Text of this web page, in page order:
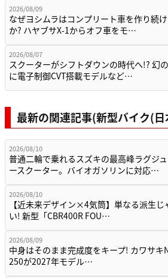
2026/08/09
なぜヨシムラはコンプリート車を作り続
か? ハヤブサX-1からオフ車をモ…
2026/08/07
スクーターがシフトダウンの時代へ!? 幻
に電子制御CVT搭載モデルなど…
最新の関連記事(新型バイク(
2026/08/10
普通二輪で乗れるスズキの最高峰ラグジ
ースクーター。バイオガソリンに対応…
2026/08/10
【近未来デザイン×4気筒】単なる派生じ
い! 新型「CBR400R FOU…
2026/08/09
中身はそのまま完成度をキープ! カワサキ
250が2027年モデル…